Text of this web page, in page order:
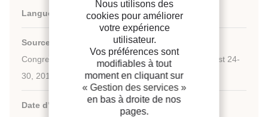
Langues : Anglais
Source : Proceedings of the 25thIIR International
Congress of Refrigeration: Montréal , Canada, August 24-
30, 2019.
Date d'édition : 24/08/2019
Nous utilisons des
cookies pour améliorer
votre expérience
utilisateur.
Vos préférences sont
modifiables à tout
moment en cliquant sur
« Gestion des services »
en bas à droite de nos
pages.